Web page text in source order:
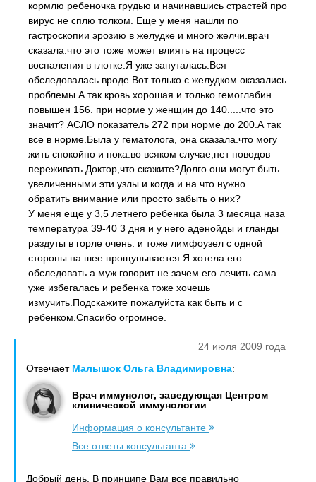
кормлю ребеночка грудью и начинавшись страстей про
вирус не сплю толком. Еще у меня нашли по
гастроскопии эрозию в желудке и много желчи.врач
сказала.что это тоже может влиять на процесс
воспаления в глотке.Я уже запуталась.Вся
обследовалась вроде.Вот только с желудком оказались
проблемы.А так кровь хорошая и только гемоглабин
повышен 156. при норме у женщин до 140.....что это
значит? АСЛО показатель 272 при норме до 200.А так
все в норме.Была у гематолога, она сказала.что могу
жить спокойно и пока.во всяком случае,нет поводов
переживать.Доктор,что скажите?Долго они могут быть
увеличенными эти узлы и когда и на что нужно
обратить внимание или просто забыть о них?
У меня еще у 3,5 летнего ребенка была 3 месяца наза
температура 39-40 3 дня и у него аденойды и гланды
раздуты в горле очень. и тоже лимфоузел с одной
стороны на шее прощупывается.Я хотела его
обследовать.а муж говорит не зачем его лечить.сама
уже избегалась и ребенка тоже хочешь
измучить.Подскажите пожалуйста как быть и с
ребенком.Спасибо огромное.
24 июля 2009 года
Отвечает Малышок Ольга Владимировна:
Врач иммунолог, заведующая Центром
клинической иммунологии
Информация о консультанте
Все ответы консультанта
Добрый день. В принципе Вам все правильно